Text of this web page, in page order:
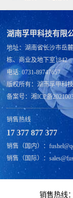
湖南孚甲科技有限
地址：湖南省长沙市岳
栋、商业及地下室1842
电话: 0731-89747657
版权所有：湖南孚甲科
备案号：湘ICP备
销售热线
17 377 877 377
销售（国内）：
销售（国际）：
销售热线